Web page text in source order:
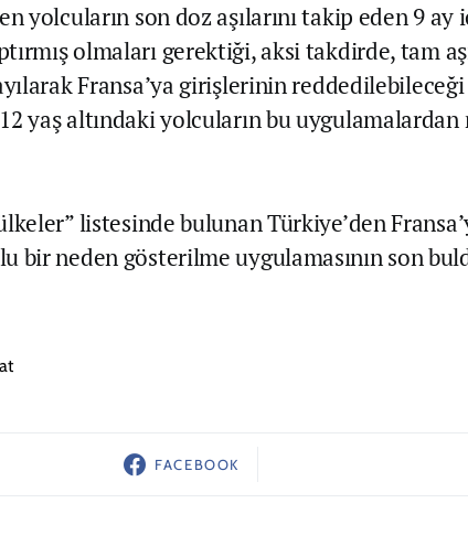
yolcuların son doz aşılarını takip eden 9 ay
olmaları gerektiği, aksi takdirde, tam
Fransa’ya girişlerinin
yaş altındaki yolcuların bu uygulamalardan
listesinde bulunan Türkiye’den
bir neden gösterilme uygulamasının son
FACEBOOK